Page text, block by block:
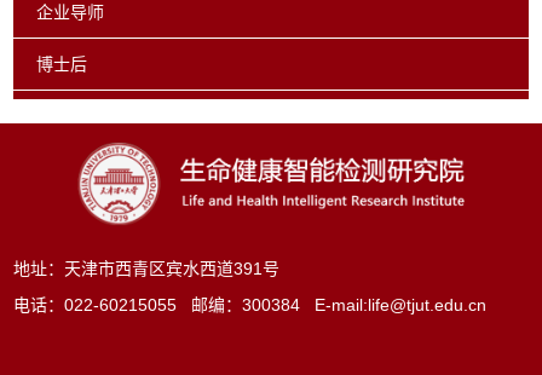
企业导师
博士后
地址：天津市西青区宾水西道391号
电话：022-60215055 邮编：300384 E-mail:life@tjut.edu.cn